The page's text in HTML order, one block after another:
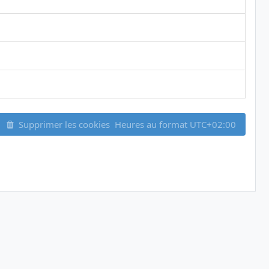
Supprimer les cookies Heures au format UTC+02:00